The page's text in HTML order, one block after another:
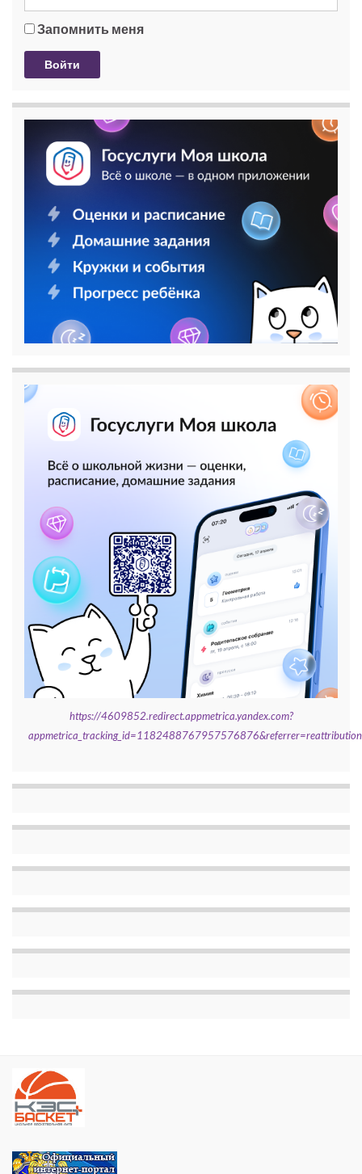
Запомнить меня
Войти
https://4609852.redirect.appmetrica.yandex.com?